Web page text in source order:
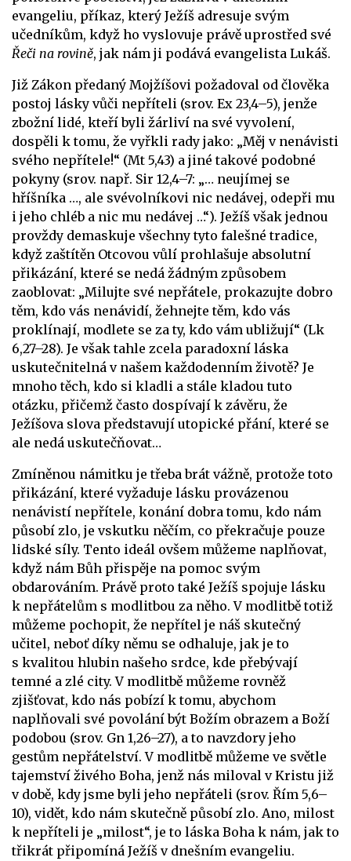
evangeliu, příkaz, který Ježíš adresuje svým
učedníkům, když ho vyslovuje právě uprostřed své
Řeči na rovině, jak nám ji podává evangelista Lukáš.
Již Zákon předaný Mojžíšovi požadoval od člověka
postoj lásky vůči nepříteli (srov. Ex 23,4–5), jenže
zbožní lidé, kteří byli žárliví na své vyvolení,
dospěli k tomu, že vyřkli rady jako: „Měj v nenávisti
svého nepřítele!“ (Mt 5,43) a jiné takové podobné
pokyny (srov. např. Sir 12,4–7: „… neujímej se
hříšníka …, ale svévolníkovi nic nedávej, odepři mu
i jeho chléb a nic mu nedávej …“). Ježíš však jednou
provždy demaskuje všechny tyto falešné tradice,
když zaštítěn Otcovou vůlí prohlašuje absolutní
přikázání, které se nedá žádným způsobem
zaoblovat: „Milujte své nepřátele, prokazujte dobro
těm, kdo vás nenávidí, žehnejte těm, kdo vás
proklínají, modlete se za ty, kdo vám ubližují“ (Lk
6,27–28). Je však tahle zcela paradoxní láska
uskutečnitelná v našem každodenním životě? Je
mnoho těch, kdo si kladli a stále kladou tuto
otázku, přičemž často dospívají k závěru, že
Ježíšova slova představují utopické přání, které se
ale nedá uskutečňovat…
Zmíněnou námitku je třeba brát vážně, protože toto
přikázání, které vyžaduje lásku provázenou
nenávistí nepřítele, konání dobra tomu, kdo nám
působí zlo, je vskutku něčím, co překračuje pouze
lidské síly. Tento ideál ovšem můžeme naplňovat,
když nám Bůh přispěje na pomoc svým
obdarováním. Právě proto také Ježíš spojuje lásku
k nepřátelům s modlitbou za něho. V modlitbě totiž
můžeme pochopit, že nepřítel je náš skutečný
učitel, neboť díky němu se odhaluje, jak je to
s kvalitou hlubin našeho srdce, kde přebývají
temné a zlé city. V modlitbě můžeme rovněž
zjišťovat, kdo nás pobízí k tomu, abychom
naplňovali své povolání být Božím obrazem a Boží
podobou (srov. Gn 1,26–27), a to navzdory jeho
gestům nepřátelství. V modlitbě můžeme ve světle
tajemství živého Boha, jenž nás miloval v Kristu již
v době, kdy jsme byli jeho nepřáteli (srov. Řím 5,6–
10), vidět, kdo nám skutečně působí zlo. Ano, milost
k nepříteli je „milost“, je to láska Boha k nám, jak to
třikrát připomíná Ježíš v dnešním evangeliu.